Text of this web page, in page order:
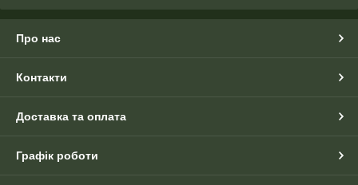
Про нас
Контакти
Доставка та оплата
Графік роботи